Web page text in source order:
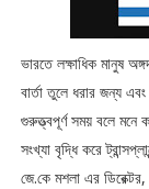
ভারতে লক্ষাধিক মানুষ
বার্তা তুলে ধরার জন্য
গুরুত্ত্বপূর্ণ সময় বলে
সংখ্যা বৃদ্ধি করে
জে.কে মশলা এর